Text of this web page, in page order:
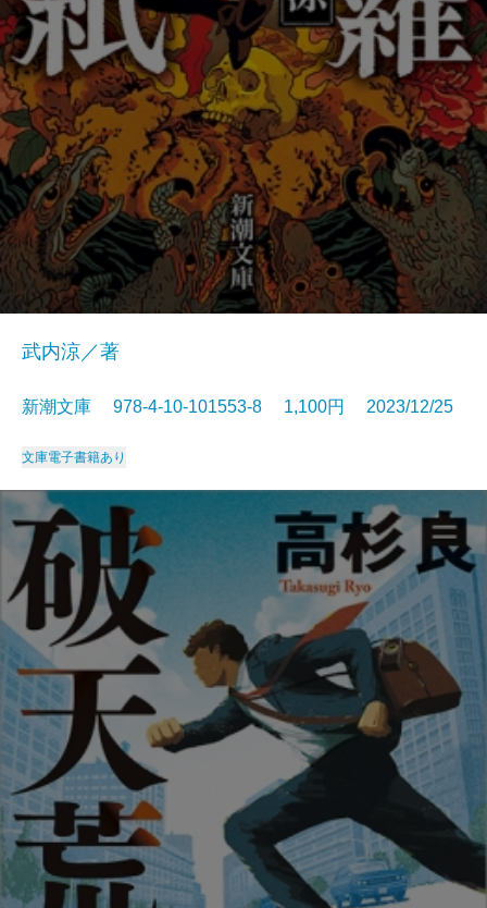
武内涼／著
新潮文庫 978-4-10-101553-8 1,100円 2023/12/25
文庫電子書籍あり